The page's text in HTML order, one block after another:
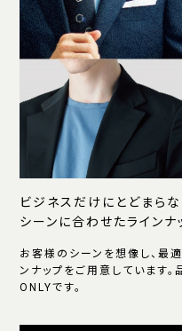
ビジネスだけにとどまらな
シーンに合わせたラインナ
お客様のシーンを想像し、最
ンナップをご用意しています
ONLYです。